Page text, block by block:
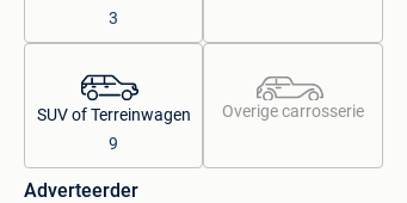
3
SUV of Terreinwagen
9
Overige carrosserie
Adverteerder